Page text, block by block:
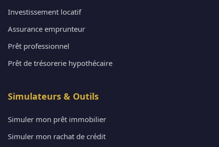
Investissement locatif
Assurance emprunteur
Prêt professionnel
Prêt de trésorerie hypothécaire
Simulateurs & Outils
Simuler mon prêt immobilier
Simuler mon rachat de crédit